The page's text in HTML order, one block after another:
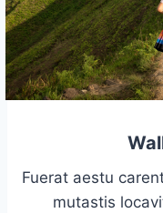
Fuerat aestu
mutastis